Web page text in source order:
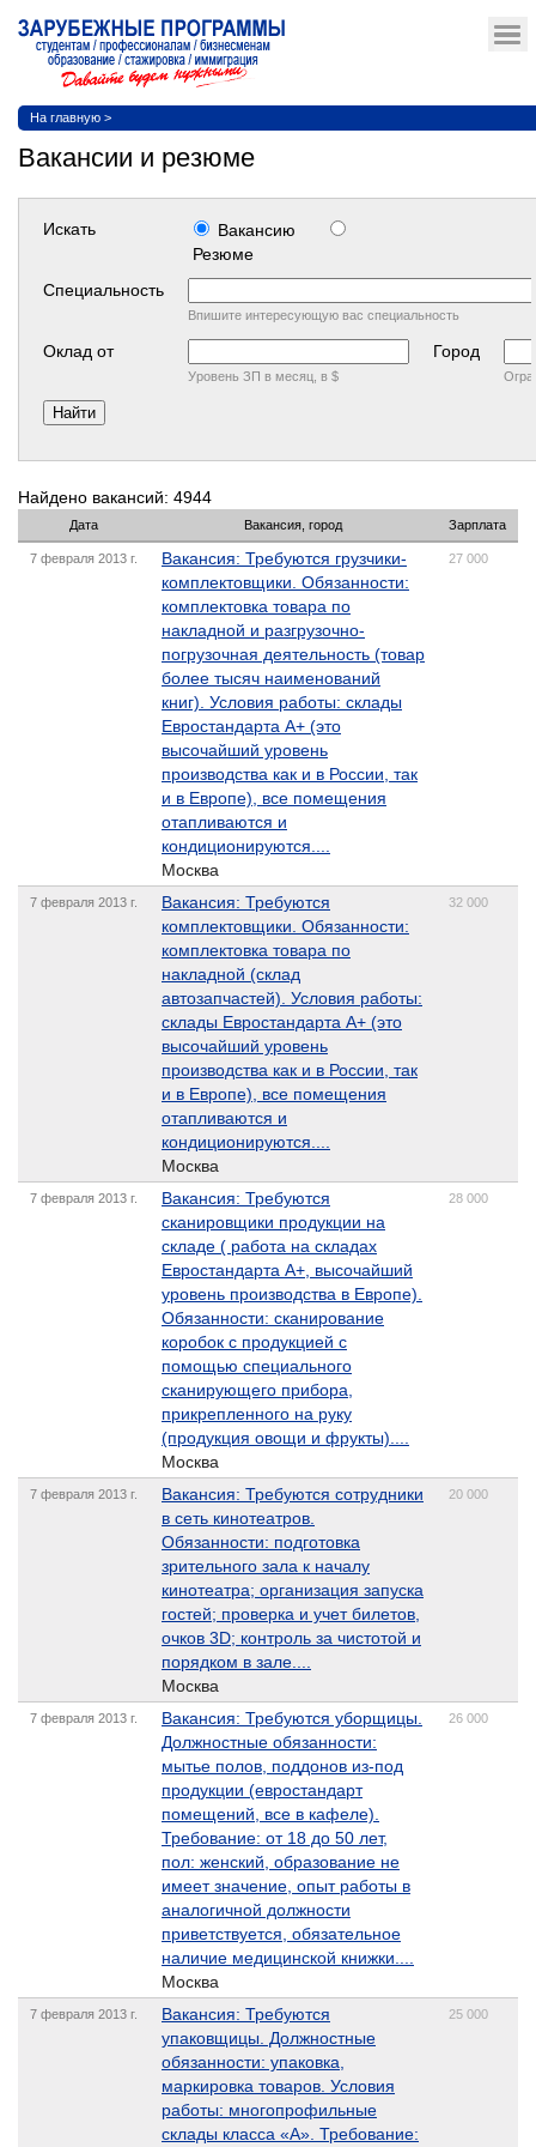
На главную >
Вакансии и резюме
Искать
Вакансию
Резюме
Cпециальность
Впишите интересующую вас специальность
Оклад от
Уровень ЗП в месяц, в $
Город
Найдено вакансий: 4944
Дата Вакансия, город Зарплата
7 февраля 2013 г.
Вакансия: Требуются грузчики-
комплектовщики. Обязанности:
комплектовка товара по
накладной и разгрузочно-
погрузочная деятельность (товар
более тысяч наименований
книг). Условия работы: склады
Евростандарта А+ (это
высочайший уровень
производства как и в России, так
и в Европе), все помещения
отапливаются и
кондиционируются....
Москва
27 000
7 февраля 2013 г.
Вакансия: Требуются
комплектовщики. Обязанности:
комплектовка товара по
накладной (склад
автозапчастей). Условия работы:
склады Евростандарта А+ (это
высочайший уровень
производства как и в России, так
и в Европе), все помещения
отапливаются и
кондиционируются....
Москва
32 000
7 февраля 2013 г.
Вакансия: Требуются
сканировщики продукции на
складе ( работа на складах
Евростандарта А+, высочайший
уровень производства в Европе).
Обязанности: сканирование
коробок с продукцией с
помощью специального
сканирующего прибора,
прикрепленного на руку
(продукция овощи и фрукты)....
Москва
28 000
7 февраля 2013 г.
Вакансия: Требуются сотрудники
в сеть кинотеатров.
Обязанности: подготовка
зрительного зала к началу
кинотеатра; организация запуска
гостей; проверка и учет билетов,
очков 3D; контроль за чистотой и
порядком в зале....
Москва
20 000
7 февраля 2013 г.
Вакансия: Требуются уборщицы.
Должностные обязанности:
мытье полов, поддонов из-под
продукции (евростандарт
помещений, все в кафеле).
Требование: от 18 до 50 лет,
пол: женский, образование не
имеет значение, опыт работы в
аналогичной должности
приветствуется, обязательное
наличие медицинской книжки....
Москва
26 000
7 февраля 2013 г.
Вакансия: Требуются
упаковщицы. Должностные
обязанности: упаковка,
маркировка товаров. Условия
работы: многопрофильные
склады класса «А». Требование:
25 000